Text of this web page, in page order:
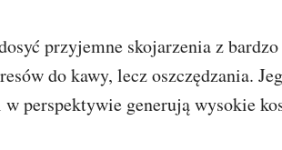
przyjemne skojarzenia z
do kawy, lecz oszczędzania.
perspektywie generują wysokie